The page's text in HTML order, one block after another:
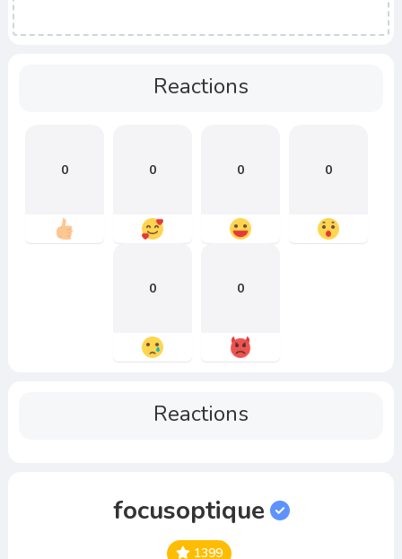
Reactions
0 0 0 0
0 0
Reactions
focusoptique
1399